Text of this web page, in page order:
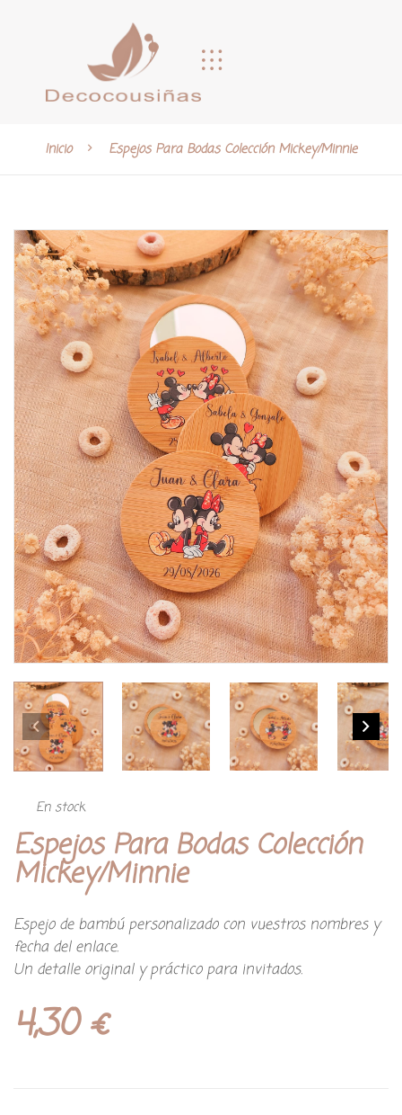
Inicio Espejos Para Bodas Colección Mickey/Minnie
En stock
Espejos Para Bodas Colección
Mickey/Minnie
Espejo de bambú personalizado con vuestros nombres y
fecha del enlace.
Un detalle original y práctico para invitados.
4,30€